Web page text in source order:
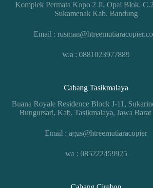
Komplek Permata Kopo 2 Jl. Opal Blok.
Sukamenak Kab. Bandung
Email :
w.a : 0881023977889
Cabang Tasikmalaya
Buana Royale Residence Block J-11,
Bungursari, Kab. Tasikmalaya, Jawa Barat
Email : agus@htreemutiaracopier
wa : 085222459925